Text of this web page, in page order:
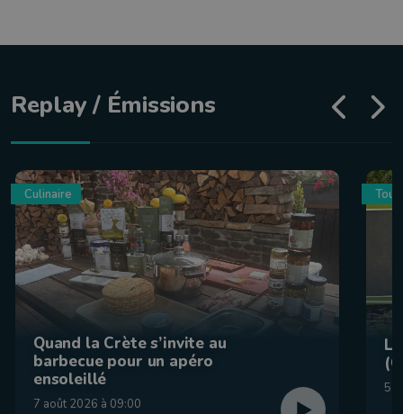
Replay / Émissions
Culinaire
Quand la Crète s’invite au
barbecue pour un apéro
ensoleillé
7 août 2026 à 09:00
5